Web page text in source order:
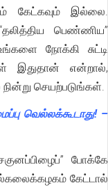
கேட்கவும் இல்லை.
பெண்ணிய”
நோக்கி சுட்டி
இதுதான் என்றால்,
செயற்படுங்கள்.
வெல்லக்கூடாது! –
போக்கே
கேட்டால்